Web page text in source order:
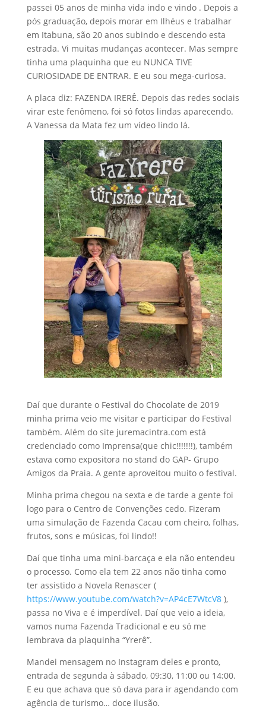
passei 05 anos de minha vida indo e vindo . Depois a
pós graduação, depois morar em Ilhéus e trabalhar
em Itabuna, são 20 anos subindo e descendo esta
estrada. Vi muitas mudanças acontecer. Mas sempre
tinha uma plaquinha que eu NUNCA TIVE
CURIOSIDADE DE ENTRAR. E eu sou mega-curiosa.
A placa diz: FAZENDA IRERÊ. Depois das redes sociais
virar este fenômeno, foi só fotos lindas aparecendo.
A Vanessa da Mata fez um vídeo lindo lá.
Daí que durante o Festival do Chocolate de 2019
minha prima veio me visitar e participar do Festival
também. Além do site juremacintra.com está
credenciado como Imprensa(que chic!!!!!!!), também
estava como expositora no stand do GAP- Grupo
Amigos da Praia. A gente aproveitou muito o festival.
Minha prima chegou na sexta e de tarde a gente foi
logo para o Centro de Convenções cedo. Fizeram
uma simulação de Fazenda Cacau com cheiro, folhas,
frutos, sons e músicas, foi lindo!!
Daí que tinha uma mini-barcaça e ela não entendeu
o processo. Como ela tem 22 anos não tinha como
ter assistido a Novela Renascer (
https://www.youtube.com/watch?v=AP4cE7WtcV8),
passa no Viva e é imperdível. Daí que veio a ideia,
vamos numa Fazenda Tradicional e eu só me
lembrava da plaquinha “Yrerê”.
Mandei mensagem no Instagram deles e pronto,
entrada de segunda à sábado, 09:30, 11:00 ou 14:00.
E eu que achava que só dava para ir agendando com
agência de turismo… doce ilusão.